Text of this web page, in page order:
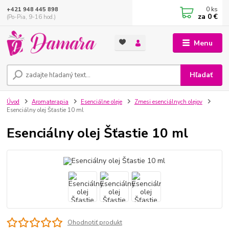
Menu
Hľadať
+421 948 445 898
(Po-Pia, 9-16 hod.)
0 ks
za 0 €
Úvod Aromaterapia Esenciálne oleje
Zmesi esenciálnych olejov
Esenciálny olej Šťastie 10 ml
Esenciálny olej Šťastie 10 ml
Ohodnotiť produkt